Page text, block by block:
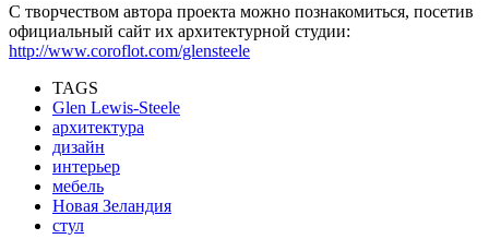
С творчеством автора проекта можно познакомиться, посетив
официальный сайт их архитектурной студии:
http://www.coroflot.com/glensteele
TAGS
Glen Lewis-Steele
архитектура
дизайн
интерьер
мебель
Новая Зеландия
стул